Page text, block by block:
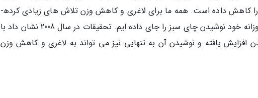
میزان زیادی خطر ابتلا به بیماری های ریوی را کاهش داده است. همه ما برای لاغری و کاهش وزن تلاش های زیادی کرده­
ایم، بسکمک از ما برای کاهش وزن در رژیم روزانه خود نوشیدن چای سبز را جای داده ایم. تحقیقات در سال 2008 نشان داد با
افزایش یافته و نوشیدن آن به تنهایی نیز می تواند به لاغری و کاهش وزن